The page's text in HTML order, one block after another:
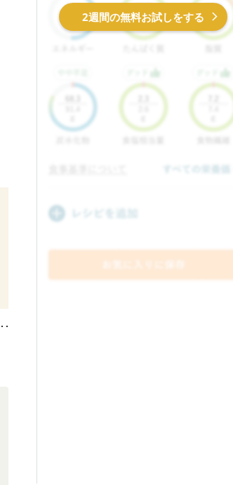
2週間の無料お試しをする